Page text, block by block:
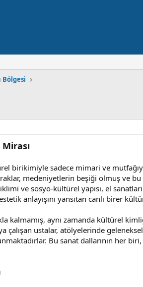
Bölgesi
birikimiyle sadece mimari ve
medeniyetlerin beşiği olmuş ve
ve sosyo-kültürel yapısı, el
anlayışını yansıtan canlı birer
kalmamış, aynı zamanda kültürel
çalışan ustalar, atölyelerinde
Bu sanat dallarının her